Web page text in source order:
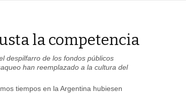
la competencia
despilfarro de los fondos públicos
han reemplazado a la cultura del
tiempos en la Argentina hubiesen